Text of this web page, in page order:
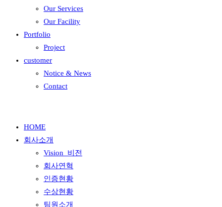
Our Services
Our Facility
Portfolio
Project
customer
Notice & News
Contact
HOME
회사소개
Vision_비전
회사연혁
인증현황
수상현황
팀원소개